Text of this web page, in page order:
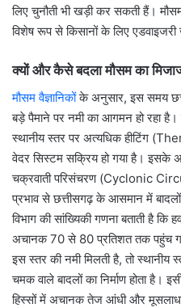
लिए चुनौती भी खड़ी कर सकती हैं।
विशेष रूप से किसानों के लिए
क्यों और कैसे बदला मौसम का
मौसम वैज्ञानिकोंके अनुसार, इस समय
बड़े पैमाने पर नमी का आगमन हो रहा
स्थानीय स्तर पर अत्यधिक हीटिंग
वेदर सिस्टम सक्रिय हो गया है। इसके
चक्रवाती परिसंचरण (Cyclonic
प्रभाव से छत्तीसगढ़ के आसमान में
विभाग की सांख्यिकी गणना बताती है
अचानक 70 से 80 प्रतिशत तक पहुंच
इस स्तर की नमी मिलती है, तो स्थानीय
चमक वाले बादलों का निर्माण होता है।
हिस्सों में अचानक तेज आंधी और